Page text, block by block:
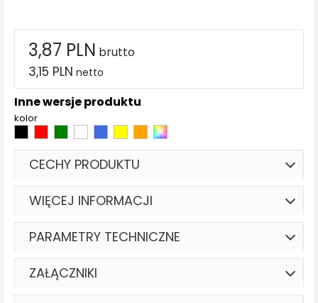
3,87 PLN brutto
3,15 PLN netto
Inne wersje produktu
kolor
CECHY PRODUKTU
WIĘCEJ INFORMACJI
PARAMETRY TECHNICZNE
ZAŁĄCZNIKI